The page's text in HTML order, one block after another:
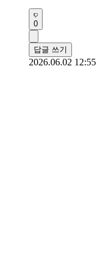
0
답글 쓰기
2026.06.02 12:55